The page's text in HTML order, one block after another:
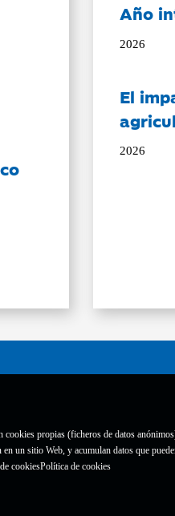
propias (ficheros de datos
un sitio Web, y acumulan datos que
cookiesPolítica de cookies
Año
2026
El
2026